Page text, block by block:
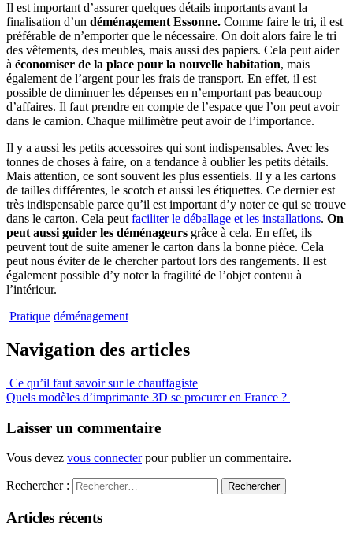
Il est important d’assurer quelques détails importants avant la
finalisation d’un déménagement Essonne. Comme faire le tri, il est
préférable de n’emporter que le nécessaire. On doit alors faire le tri
des vêtements, des meubles, mais aussi des papiers. Cela peut aider
à économiser de la place pour la nouvelle habitation, mais
également de l’argent pour les frais de transport. En effet, il est
possible de diminuer les dépenses en n’emportant pas beaucoup
d’affaires. Il faut prendre en compte de l’espace que l’on peut avoir
dans le camion. Chaque millimètre peut avoir de l’importance.
Il y a aussi les petits accessoires qui sont indispensables. Avec les
tonnes de choses à faire, on a tendance à oublier les petits détails.
Mais attention, ce sont souvent les plus essentiels. Il y a les cartons
de tailles différentes, le scotch et aussi les étiquettes. Ce dernier est
très indispensable parce qu’il est important d’y noter ce qui se trouve
dans le carton. Cela peut faciliter le déballage et les installations. On
peut aussi guider les déménageurs grâce à cela. En effet, ils
peuvent tout de suite amener le carton dans la bonne pièce. Cela
peut nous éviter de le chercher partout lors des rangements. Il est
également possible d’y noter la fragilité de l’objet contenu à
l’intérieur.
Pratique déménagement
Navigation des articles
Ce qu’il faut savoir sur le chauffagiste
Quels modèles d’imprimante 3D se procurer en France ?
Laisser un commentaire
Vous devez vous connecterpour publier un commentaire.
Rechercher :
Articles récents